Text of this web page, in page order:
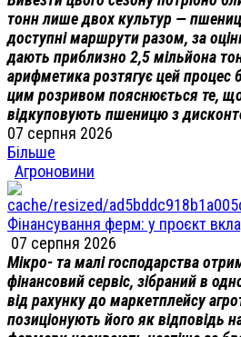
тонн лише двох культур —
доступні маршрути разом, за
дають приблизно 2,5 мільйона
арифметика розтягує цей процес
цим розривом пояснюється те,
відкуповують пшеницю з
07 серпня 2026
Більше
Агроновини
Фінансування ферм: у проєкт
07 серпня 2026
Мікро- та малі господарства
фінансовий сервіс, зібраний в
від рахунку до маркетплейсу
позиціонують його як відповідь